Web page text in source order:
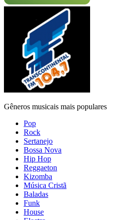
Gêneros musicais mais populares
Pop
Rock
Sertanejo
Bossa Nova
Hip Hop
Reggaeton
Kizomba
Música Cristã
Baladas
Funk
House